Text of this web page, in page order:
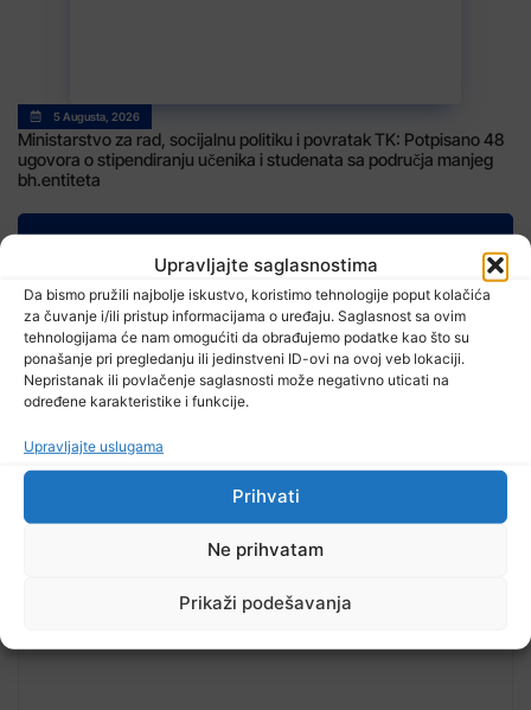
Upravljajte saglasnostima
Da bismo pružili najbolje iskustvo, koristimo tehnologije poput kolačića
za čuvanje i/ili pristup informacijama o uređaju. Saglasnost sa ovim
tehnologijama će nam omogućiti da obrađujemo podatke kao što su
ponašanje pri pregledanju ili jedinstveni ID-ovi na ovoj veb lokaciji.
Nepristanak ili povlačenje saglasnosti može negativno uticati na
određene karakteristike i funkcije.
Upravljajte uslugama
Prihvati
Ne prihvatam
Prikaži podešavanja
5 Augusta, 2026
Ministarstvo za rad, socijalnu politiku i povratak TK: Potpisano 48
ugovora o stipendiranju učenika i studenata sa područja manjeg
bh.entiteta
TV RASPORED